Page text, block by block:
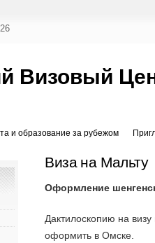
Визовый
и образование за рубежом
Виза на Мальту
Оформление
Дактилоскопию на
оформить в Омске.